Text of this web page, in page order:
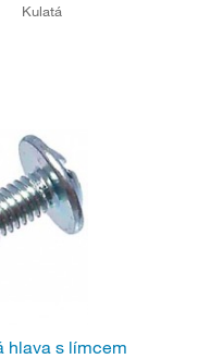
Kulatá
hlava s límcem